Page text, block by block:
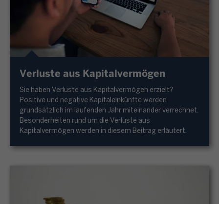
Verluste aus Kapitalvermögen
Sie haben Verluste aus Kapitalvermögen erzielt?
Positive und negative Kapitaleinkünfte werden
grundsätzlich im laufenden Jahr miteinander verrechnet.
Besonderheiten rund um die Verluste aus
Kapitalvermögen werden in diesem Beitrag erläutert.